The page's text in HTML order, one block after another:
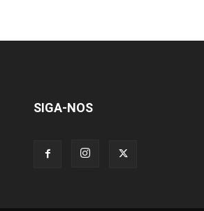
SIGA-NOS